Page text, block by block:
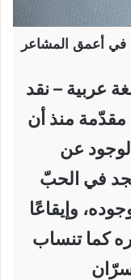
في أعمق المشاعر
عربية – نقد
مقدّمة منذ أن
عن
في الحبّ
وإيقاعًا
كما تنساب
سرّان